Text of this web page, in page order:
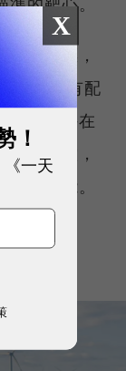
流目標，
喊出自有配
。另外在
壓監控，
送量能。
X
！
一天